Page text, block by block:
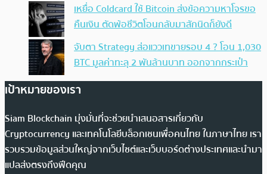
เหยื่อ Coldcard ใช้ Bitcoin ส่งข้อความหาโจรขอ
คืนเงิน ตัดพ้อชีวิตโอนกลับมาสักนิดก็ยังดี
จับตา Strategy ส่อแววเทขายรอบ 4 ? โอน 1,030
BTC มูลค่าทะลุ 2 พันล้านบาท ออกจากกระเป๋า
เป้าหมายของเรา
Siam Blockchain มุ่งมั่นที่จะช่วยนำเสนอสารเกี่ยวกับ
Cryptocurrency และเทคโนโลยีบล็อกเชนเพื่อคนไทย ในภาษาไทย เรา
รวบรวมข้อมูลส่วนใหญ่จากเว็บไซต์และเว็บบอร์ดต่างประเทศและนำมา
แปลส่งตรงถึงฟีดคุณ